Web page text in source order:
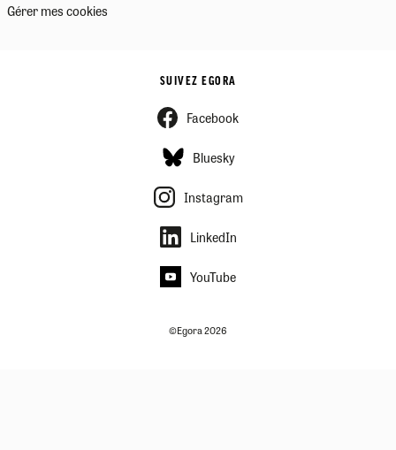
Gérer mes cookies
SUIVEZ EGORA
Facebook
Bluesky
Instagram
LinkedIn
YouTube
©Egora 2026